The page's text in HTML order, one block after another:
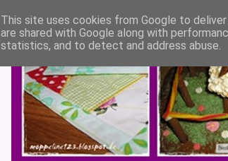
This site uses cookies from Google to
are shared with Google along with
statistics, and to detect and address abuse.